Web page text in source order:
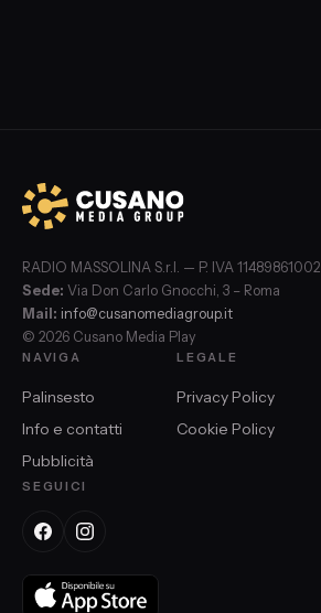
RADIO MASSOLINA S.r.l. — P. IVA 11489861002
Sede: Via Don Carlo Gnocchi, 3 – Roma
Mail: info@cusanomediagroup.it
© 2026 Cusano Media Play
NAVIGA
Palinsesto
Info e contatti
Pubblicità
LEGALE
Privacy Policy
Cookie Policy
SEGUICI